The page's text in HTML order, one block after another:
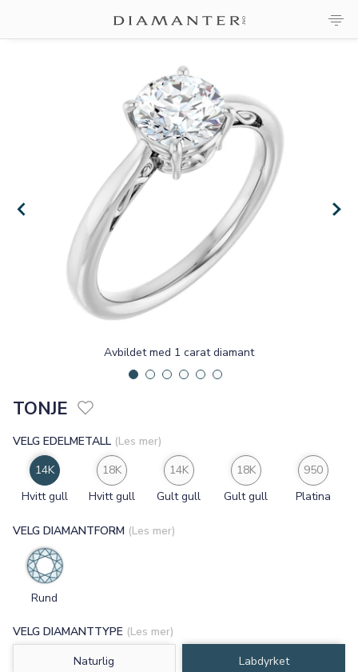
×
×
Avbildet med 1 carat diamant
TONJE
VELG DIAMANTTYPE (Les mer)
Naturlig
Labdyrket
VELG EDELMETALL (Les mer)
14K
Hvitt gull
18K
Hvitt gull
14K
Gult gull
18K
Gult gull
950
Platina
VELG DIAMANTFORM (Les mer)
Rund